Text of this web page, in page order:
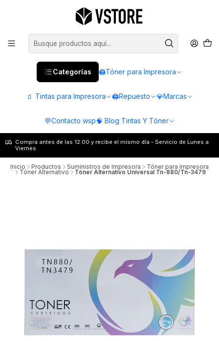
Categorías 🖨️Tóner para Impresora
🧃 Tintas para Impresora 🖨️Repuesto 💎Marcas
💬Contacto wsp🧠 Blog Tintas Y Tóner
Compra antes de las 12:00 y recibe el mismo día - Servicio de Lunes a
Viernes
Inicio Productos Suministros de Impresora Tóner para Impresora
Tóner Alternativo Tóner Alternativo Universal Tn-880/Tn-3479